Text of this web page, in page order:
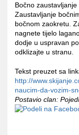
Bočno
Zaustavljanje
bočnom zaokretu.
nagnete tijelo
dodje u uspravan
odklizajte u stranu.
Tekst preuzet sa
http://
naucim-da-vozim-
Postavio clan: